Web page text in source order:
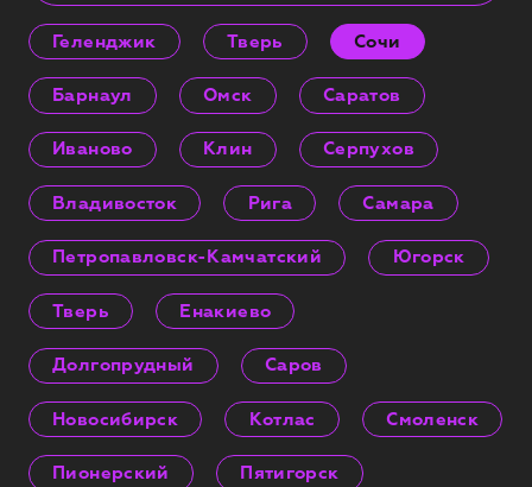
Геленджик Тверь Сочи
Барнаул Омск Саратов
Иваново Клин Серпухов
Владивосток Рига Самара
Петропавловск-Камчатский Югорск
Тверь Енакиево
Долгопрудный Саров
Новосибирск Котлас Смоленск
Пионерский Пятигорск